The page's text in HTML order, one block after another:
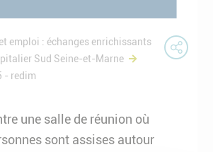
emploi : échanges enrichissants
Sud Seine-et-Marne
- redim
une salle de réunion où
sont assises autour